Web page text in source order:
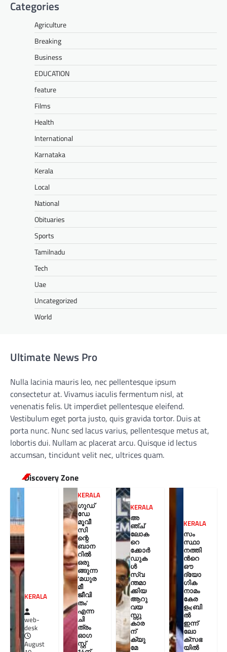
Categories
Agriculture
Breaking
Business
EDUCATION
feature
Films
Health
International
Karnataka
Kerala
Local
National
Obituaries
Sports
Tamilnadu
Tech
Uae
Uncategorized
World
Ultimate News Pro
Nulla lacinia mauris leo, nec pellentesque ipsum
consectetur at. Vivamus iaculis fermentum nisl, at
venenatis felis. Ut imperdiet pellentesque eleifend.
Vestibulum eget porta justo, quis gravida tortor. Duis at
porta nunc. Nunc sed lacus varius, pellentesque metus at,
lobortis dui. Nullam ac placerat arcu. Quisque id lectus
accumsan, tincidunt velit nec, ultrices quam.
Discovery Zone
KERALA
web-
desk
August
KERALA
ഗുഡ്
ഡേ
മൂവീ
സി
ന്റെ
ബാന
റിൽ
ഒരു
ങ്ങുന്ന
‘മധുര
മീ
ജീവി
തം’
എന്ന
ചി
ത്രം
ഓഗ
സ്റ്റ്
KERALA
അ
ഞ്ച്
ലോക
റെ
ക്കോർ
ഡുക
ൾ
സ്വ
ന്തമാ
ക്കിയ
ആറു
വയ
സ്സു
കാര
ന്
ക്യു
മേ
KERALA
സം
സ്ഥാ
നത്തി
ന്‍റെ
ഔ
ദ്യോ
ഗിക
നാമം
കേര
ളം;ബി
ല്‍
ഇന്ന്
ലോ
ക്സഭ
യില്‍